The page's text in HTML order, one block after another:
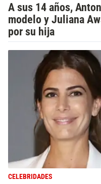
A sus 14 años,
modelo y Juliana
por su hija
CELEBRIDADES